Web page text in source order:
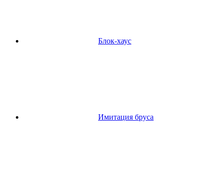
Блок-хаус
Имитация бруса